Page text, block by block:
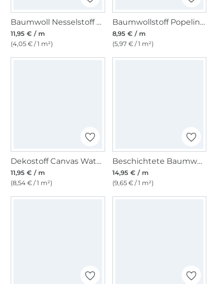
Baumwoll Nesselstoff 295 cm, natur
11,95 € / m
(4,05 € / 1 m²)
Baumwollstoff Popeline zitronengelb
8,95 € / m
(5,97 € / 1 m²)
Dekostoff Canvas Waterproof, wollweiß
11,95 € / m
(8,54 € / 1 m²)
Beschichtete Baumwolle Flower Dream, rot
14,95 € / m
(9,65 € / 1 m²)